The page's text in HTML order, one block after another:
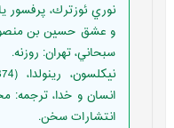
و عشق حسين بن منصور
سبحاني، تهران: روزنه.
انسان و خدا، ترجمه:
انتشارات سخن.